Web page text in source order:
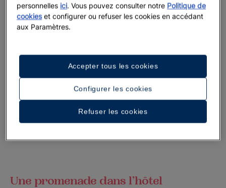
Une promenade dans l’hôtel
personnelles ici. Vous pouvez consulter notre Politique de
cookies et configurer ou refuser les cookies en accédant
aux Paramètres.
Configurer les cookies
Refuser les cookies
Accepter tous les cookies